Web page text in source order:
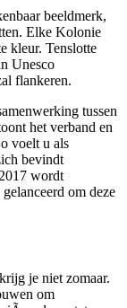
beeldmerk,
Elke Kolonie
kleur. Tenslotte
Unesco
flankeren.
tussen
het verband en
voelt u als
bevindt
wordt
om deze
je niet zomaar.
om